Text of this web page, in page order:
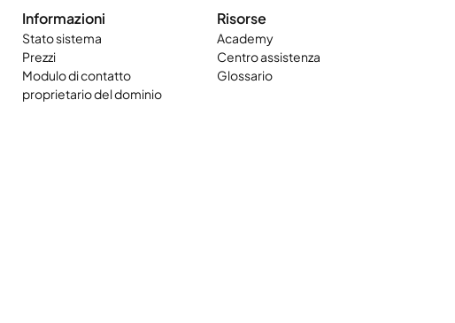
Informazioni
Stato sistema
Prezzi
Modulo di contatto
proprietario del dominio
Risorse
Academy
Centro assistenza
Glossario